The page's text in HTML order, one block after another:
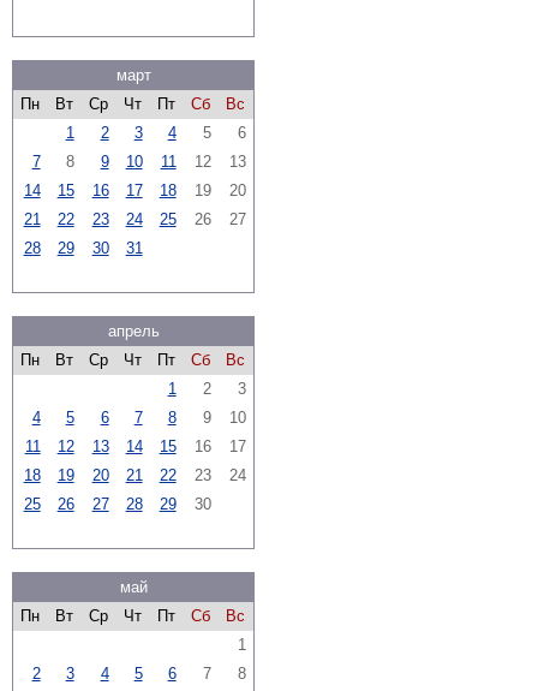
март
Пн
Вт Ср Чт Пт Сб
Вс
1
2 3 4 5
6
7
8 9 10 11 12
13
14
15 16 17 18 19
20
21
22 23 24 25 26
27
28
29 30 31
апрель
Пн
Вт Ср Чт Пт Сб
Вс
1
2
3
4
5 6 7 8 9
10
11
12 13 14 15 16
17
18
19 20 21 22 23
24
25
26 27 28 29 30
май
Пн
Вт Ср Чт Пт Сб
Вс
1
2
3 4 5 6 7
8